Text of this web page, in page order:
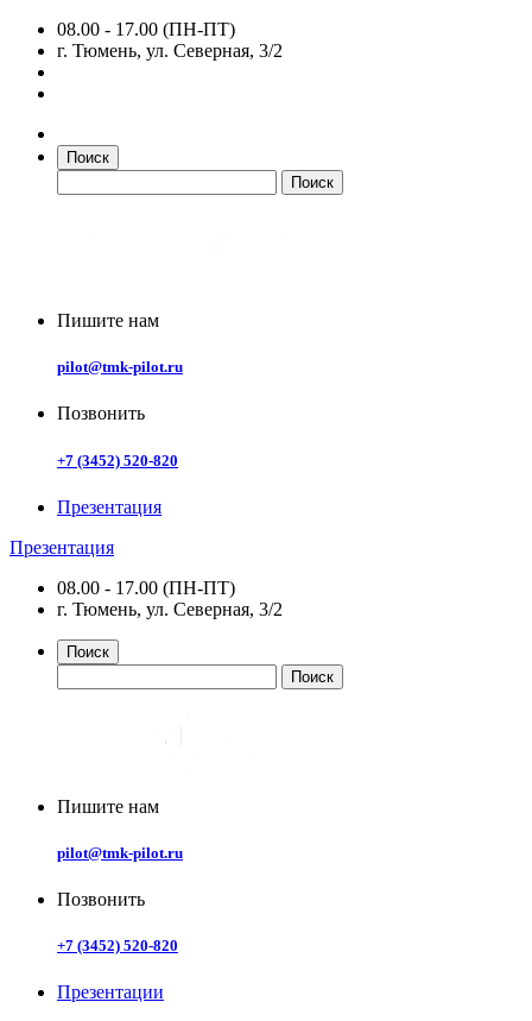
08.00 - 17.00 (ПН-ПТ)
г. Тюмень, ул. Северная, 3/2
Поиск
Пишите нам
pilot@tmk-pilot.ru
Позвонить
+7 (3452) 520-820
Презентация
Презентация
08.00 - 17.00 (ПН-ПТ)
г. Тюмень, ул. Северная, 3/2
Поиск
Пишите нам
pilot@tmk-pilot.ru
Позвонить
+7 (3452) 520-820
Презентации